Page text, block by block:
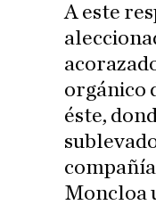
A este
orgánico
éste,
Moncloa